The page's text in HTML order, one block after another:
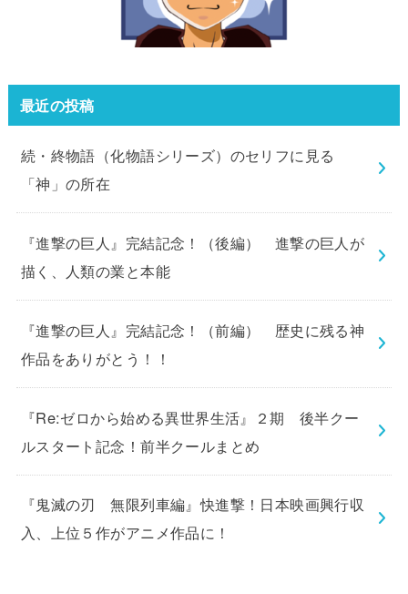
最近の投稿
続・終物語（化物語シリーズ）のセリフに見る
「神」の所在
『進撃の巨人』完結記念！（後編） 進撃の巨人が
描く、人類の業と本能
『進撃の巨人』完結記念！（前編） 歴史に残る神
作品をありがとう！！
『Re:ゼロから始める異世界生活』２期 後半クー
ルスタート記念！前半クールまとめ
『鬼滅の刃 無限列車編』快進撃！日本映画興行収
入、上位５作がアニメ作品に！